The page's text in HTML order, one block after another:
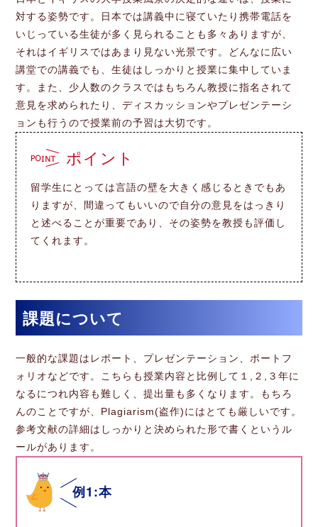
対する姿勢です。日本では講義中に寝ていたり携帯電話を
いじっている生徒が多く見られることも多々ありますが、
それはイギリスではあまり見ない光景です。どんなに広い
講堂での講義でも、生徒はしっかりと授業に集中していま
す。また、少人数のクラスではもちろん教授に指名されて
意見を求められたり、ディスカッションやプレゼンテーシ
ョンも行うので授業前の予習は大切です。
ポイント
留学生にとっては言語の壁を大きく感じるときでもあ
りますが、間違ってもいいので自分の意見をはっきり
と述べることが重要であり、その姿勢を教授も評価し
てくれます。
課題について
一般的な課題はレポート、プレゼンテーション、ポートフ
ォリオなどです。こちらも授業内容と比例して１,２,３年に
なるにつれ内容も難しく、提出量も多くなります。もちろ
んのことですが、Plagiarism(盗作)にはとても厳しいです。
参考文献の詳細はしっかりと決められた形で書くというル
ールがあります。
例1:本